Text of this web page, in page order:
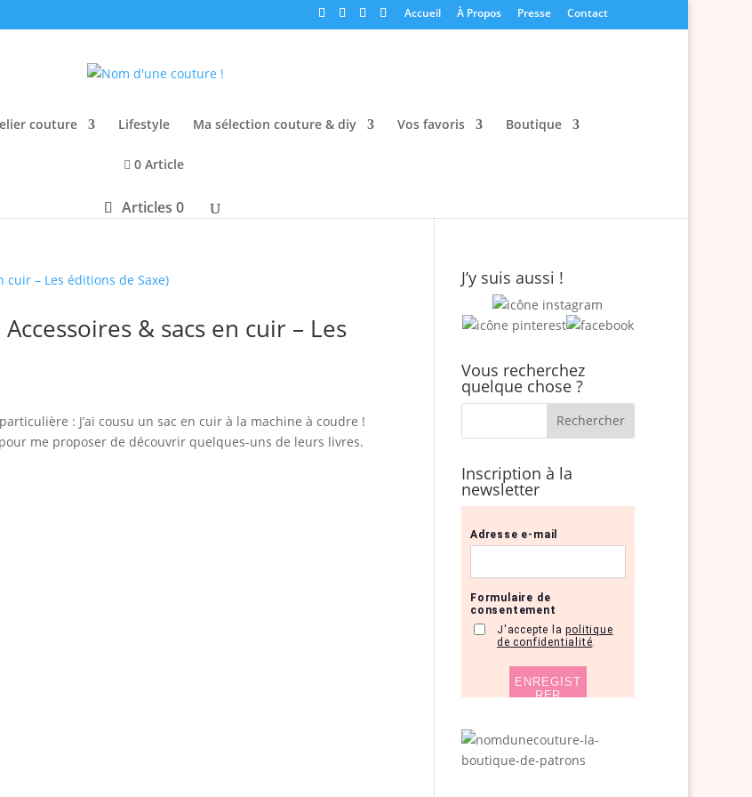
Accueil À Propos Presse Contact
couture Lifestyle Ma sélection couture & diy Vos favoris Boutique
0 Article
Articles 0
& sacs en cuir – Les
: J’ai cousu un sac en cuir à la machine à coudre !
me proposer de découvrir quelques-uns de leurs livres.
J’y suis aussi !
Vous recherchez
quelque chose ?
Inscription à la
newsletter